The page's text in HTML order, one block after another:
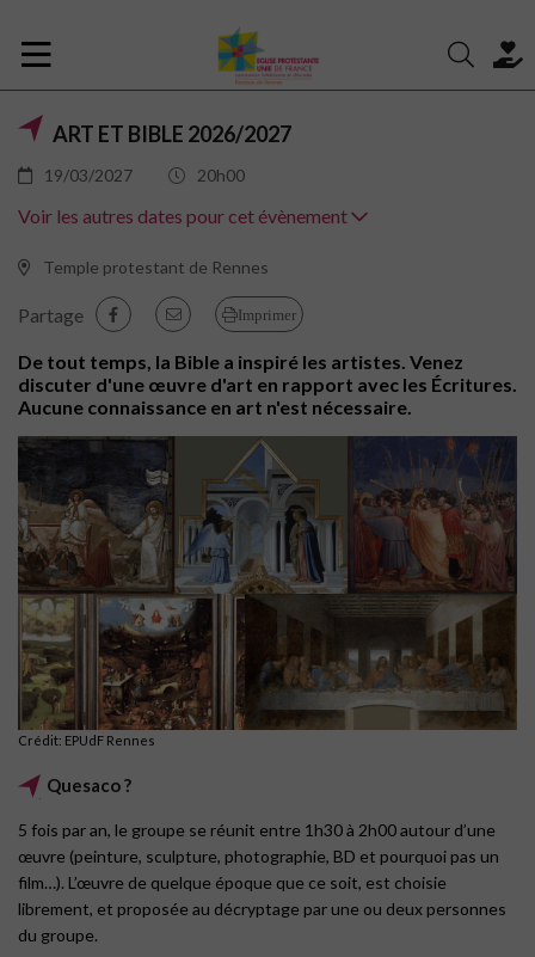
ART ET BIBLE 2026/2027
19/03/2027 20h00
Voir les autres dates pour cet évènement
Temple protestant de Rennes
Partage Imprimer
De tout temps, la Bible a inspiré les artistes. Venez
discuter d'une œuvre d'art en rapport avec les Écritures.
Aucune connaissance en art n'est nécessaire.
Crédit: EPUdF Rennes
Quesaco ?
5 fois par an, le groupe se réunit entre 1h30 à 2h00 autour d’une
œuvre (peinture, sculpture, photographie, BD et pourquoi pas un
film…). L’œuvre de quelque époque que ce soit, est choisie
librement, et proposée au décryptage par une ou deux personnes
du groupe.